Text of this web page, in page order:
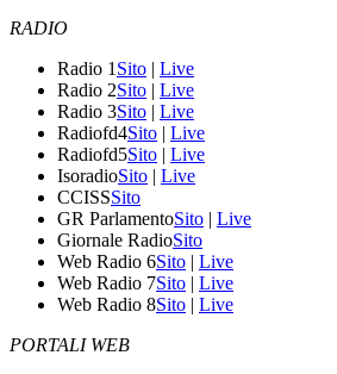
RADIO
Radio 1 Sito | Live
Radio 2Sito | Live
Radio 3Sito | Live
Radiofd4Sito | Live
Radiofd5Sito | Live
IsoradioSito | Live
CCISSSito
GR ParlamentoSito | Live
Giornale RadioSito
Web Radio 6Sito | Live
Web Radio 7Sito | Live
Web Radio 8Sito | Live
PORTALI WEB